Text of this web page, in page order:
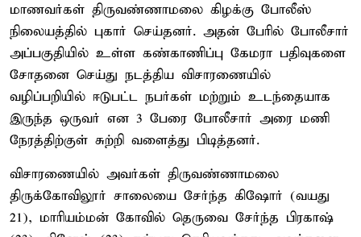
மாணவர்கள் திருவண்ணாமலை கிழக்கு போலீஸ்
நிலையத்தில் புகார் செய்தனர். அதன் பேரில் போலீசார்
அப்பகுதியில் உள்ள கண்காணிப்பு கேமரா பதிவுகளை
சோதனை செய்து நடத்திய விசாரணையில்
வழிப்பறியில் ஈடுபட்ட நபர்கள் மற்றும் உடந்தையாக
இருந்த ஒருவர் என 3 பேரை போலீசார் அரை மணி
நேரத்திற்குள் சுற்றி வளைத்து பிடித்தனர்.
விசாரணையில் அவர்கள் திருவண்ணாமலை
திருக்கோவிலூர் சாலையை சேர்ந்த கிஷோர் (வயது
21), மாரியம்மன் கோவில் தெருவை சேர்ந்த பிரகாஷ்